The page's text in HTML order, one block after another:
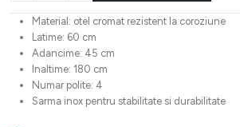
Material: otel cromat rezistent la coroziune
Latime: 60 cm
Adancime: 45 cm
Inaltime: 180 cm
Numar polite: 4
Sarma inox pentru stabilitate si durabilitate